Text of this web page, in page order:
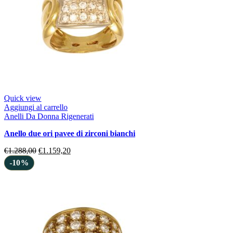
Quick view
Aggiungi al carrello
Anelli Da Donna Rigenerati
anello due ori pavee di zirconi bianchi
€1.288,00 €1.159,20
-10%